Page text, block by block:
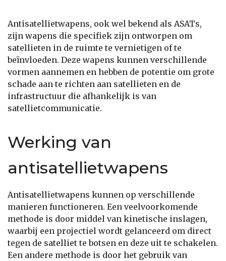
Antisatellietwapens, ook wel bekend als ASATs,
zijn wapens die specifiek zijn ontworpen om
satellieten in de ruimte te vernietigen of te
beïnvloeden. Deze wapens kunnen verschillende
vormen aannemen en hebben de potentie om grote
schade aan te richten aan satellieten en de
infrastructuur die afhankelijk is van
satellietcommunicatie.
Werking van
antisatellietwapens
Antisatellietwapens kunnen op verschillende
manieren functioneren. Een veelvoorkomende
methode is door middel van kinetische inslagen,
waarbij een projectiel wordt gelanceerd om direct
tegen de satelliet te botsen en deze uit te schakelen.
Een andere methode is door het gebruik van